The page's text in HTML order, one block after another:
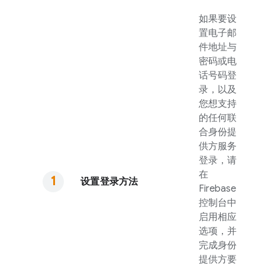
设置登录方法
如果要设
置电子邮
件地址与
密码或电
话号码登
录，以及
您想支持
的任何联
合身份提
供方服务
登录，请
在
Firebase
控制台中
启用相应
选项，并
完成身份
提供方要